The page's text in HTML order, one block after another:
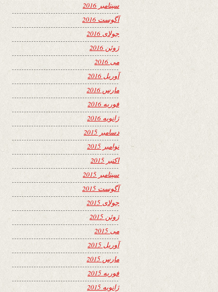
سپتامبر 2016
آگوست 2016
جولای 2016
ژوئن 2016
می 2016
آوریل 2016
مارس 2016
فوریه 2016
ژانویه 2016
دسامبر 2015
نوامبر 2015
اکتبر 2015
سپتامبر 2015
آگوست 2015
جولای 2015
ژوئن 2015
می 2015
آوریل 2015
مارس 2015
فوریه 2015
ژانویه 2015